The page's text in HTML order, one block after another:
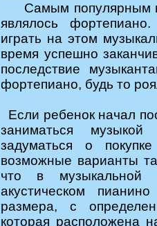
Самым популярным
являлось
играть на этом
время успешно
последствие
фортепиано, будь то
Если ребенок начал
заниматься музыкой
задуматься о
возможные варианты
что в музыкальной
акустическом
размера, с
которая расположена